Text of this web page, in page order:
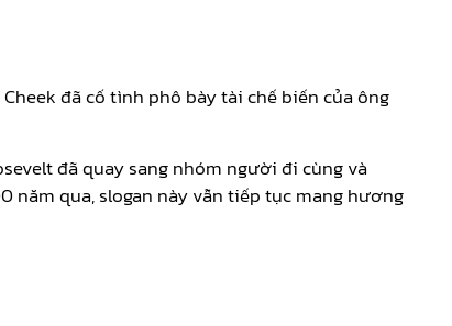
đã cố tình phô bày tài chế biến của ông
đã quay sang nhóm người đi cùng và
năm qua, slogan này vẫn tiếp tục mang hương